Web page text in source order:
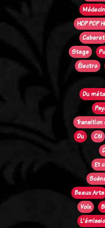
Médecin
HOP POP
Cabaret
Stage
Électro
Du
Du
C61
Et
Beaux Arts
Voix